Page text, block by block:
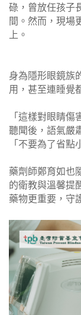
碌，曾放任孩子
間。然而，現場
上。
身為隱形眼鏡族
用，甚至連睡覺
「這樣對眼睛
聽聞後，語氣嚴
「不要為了省點
藥劑師鄭育如也
的衛教與溫馨提
藥物更重要，守